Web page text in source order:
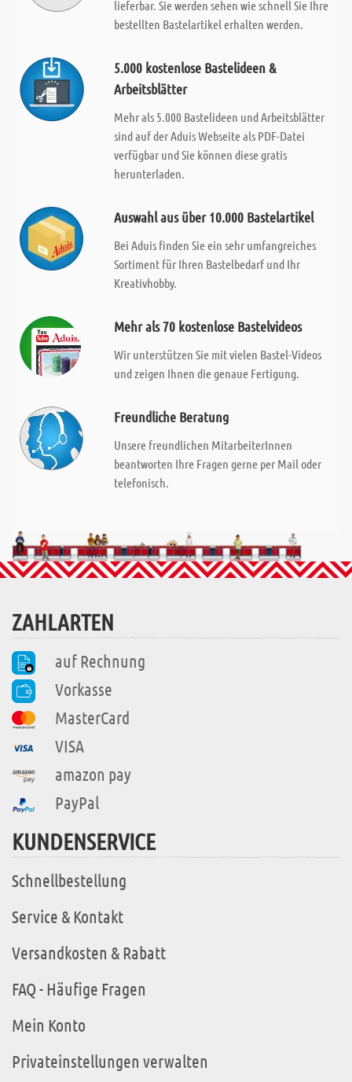
lieferbar. Sie werden sehen wie schnell Sie Ihre
bestellten Bastelartikel erhalten werden.
5.000 kostenlose Bastelideen &
Arbeitsblätter
Mehr als 5.000 Bastelideen und Arbeitsblätter
sind auf der Aduis Webseite als PDF-Datei
verfügbar und Sie können diese gratis
herunterladen.
Auswahl aus über 10.000 Bastelartikel
Bei Aduis finden Sie ein sehr umfangreiches
Sortiment für Ihren Bastelbedarf und Ihr
Kreativhobby.
Mehr als 70 kostenlose Bastelvideos
Wir unterstützen Sie mit vielen Bastel-Videos
und zeigen Ihnen die genaue Fertigung.
Freundliche Beratung
Unsere freundlichen MitarbeiterInnen
beantworten Ihre Fragen gerne per Mail oder
telefonisch.
ZAHLARTEN
auf Rechnung
Vorkasse
MasterCard
VISA
amazon pay
PayPal
KUNDENSERVICE
Schnellbestellung
Service & Kontakt
Versandkosten & Rabatt
FAQ - Häufige Fragen
Mein Konto
Privateinstellungen verwalten